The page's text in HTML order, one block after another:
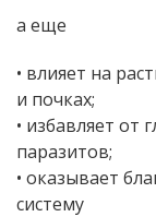
а еще
• влияет на
и почках;
• избавляет от
паразитов;
• оказывает
систему